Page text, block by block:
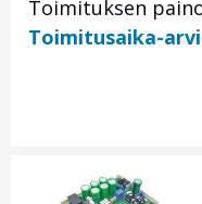
Toimituksen
Toimitusaika-